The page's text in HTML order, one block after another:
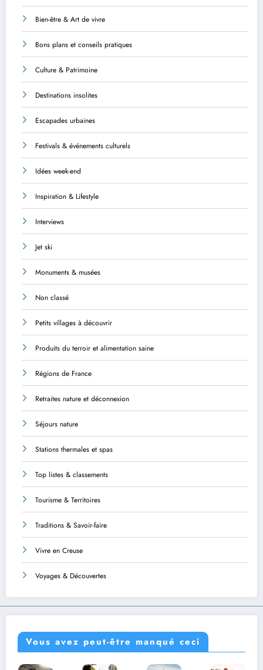
Bien-être & Art de vivre
Bons plans et conseils pratiques
Culture & Patrimoine
Destinations insolites
Escapades urbaines
Festivals & événements culturels
Idées week-end
Inspiration & Lifestyle
Interviews
Jet ski
Monuments & musées
Non classé
Petits villages à découvrir
Produits du terroir et alimentation saine
Régions de France
Retraites nature et déconnexion
Séjours nature
Stations thermales et spas
Top listes & classements
Tourisme & Territoires
Traditions & Savoir-faire
Vivre en Creuse
Voyages & Découvertes
Vous avez peut-être manqué ceci